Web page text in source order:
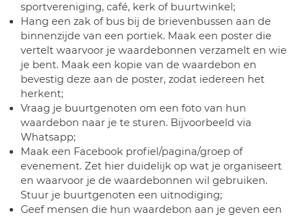
sportvereniging, café, kerk of buurtwinkel;
Hang een zak of bus bij de brievenbussen aan de
binnenzijde van een portiek. Maak een poster die
vertelt waarvoor je waardebonnen verzamelt en wie
je bent. Maak een kopie van de waardebon en
bevestig deze aan de poster, zodat iedereen het
herkent;
Vraag je buurtgenoten om een foto van hun
waardebon naar je te sturen. Bijvoorbeeld via
Whatsapp;
Maak een Facebook profiel/pagina/groep of
evenement. Zet hier duidelijk op wat je organiseert
en waarvoor je de waardebonnen wil gebruiken.
Stuur je buurtgenoten een uitnodiging;
Geef mensen die hun waardebon aan je geven een